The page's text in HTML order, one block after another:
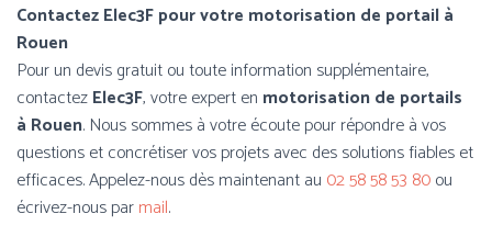
Contactez Elec3F pour votre motorisation de portail à
Rouen
Pour un devis gratuit ou toute information supplémentaire,
contactezElec3F, votre expert en motorisation de portails
à Rouen. Nous sommes à votre écoute pour répondre à vos
questions et concrétiser vos projets avec des solutions fiables et
efficaces. Appelez-nous dès maintenant au 02 58 58 53 80ou
écrivez-nous parmail.